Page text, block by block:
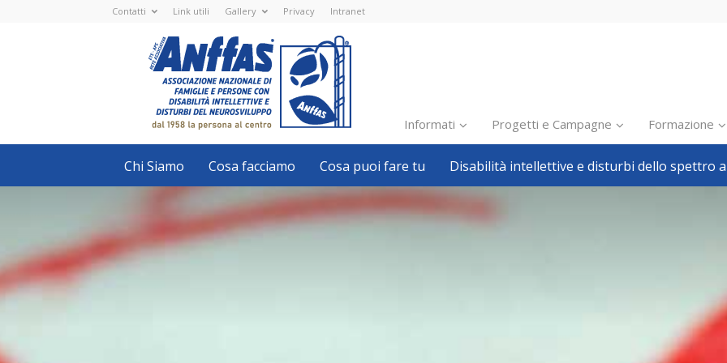
Contatti Link utili Gallery Privacy Intranet
Nazionale
ETS
-
APS
Associazione
Nazionale
di
Famiglie
e
con
disabilità
intellettive
del
neurosviluppo
Informati
Inclusione scolastica
Inclusione lavorativa
Ricerca e Scienza
Welfare locale
Progetti e Campagne Formazione
Chi Siamo Cosa facciamo Cosa puoi fare tu Disabilità intellettive e disturbi dello spettro